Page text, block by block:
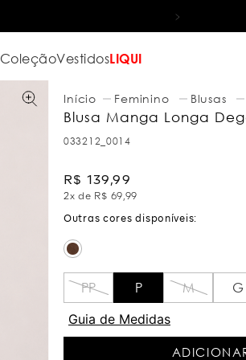
ColeçãoVestidosLIQUI
Feminino Blusas
Blusa Manga Longa
033212_0014
R$ 139,99
2x de R$ 69,99
PP P M G
Guia de Medidas